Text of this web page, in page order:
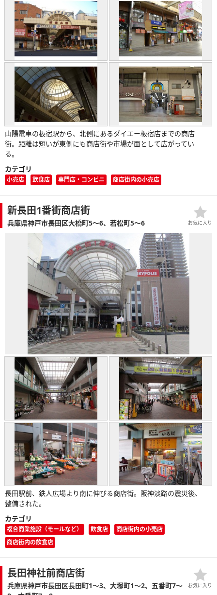
山陽電車の板宿駅から、北側にあるダイエー板宿店までの商店
街。距離は短いが東側にも商店街や市場が面として広がってい
る。
カテゴリ
小売店 飲食店 専門店・コンビニ 商店街内の小売店
新長田1番街商店街
兵庫県神戸市長田区大橋町5～6、若松町5～6
長田駅前、鉄人広場より南に伸びる商店街。阪神淡路の震災後、
整備された。
カテゴリ
複合商業施設（モールなど） 飲食店
商店街内の小売店
商店街内の飲食店
お気に入り
長田神社前商店街
兵庫県神戸市長田区長田町1～3、大塚町1～2、五番町7～
お気に入り